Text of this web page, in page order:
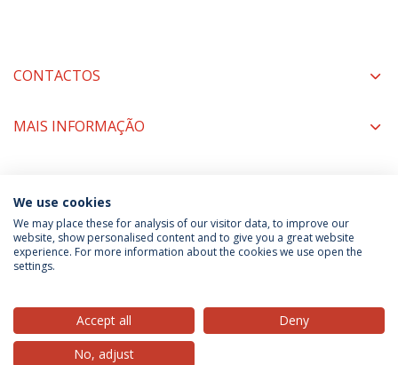
CONTACTOS
MAIS INFORMAÇÃO
COORDENADORES
Política de Privacidade
Termos & Condições
We use cookies
We may place these for analysis of our visitor data, to improve our
website, show personalised content and to give you a great website
experience. For more information about the cookies we use open the
settings.
Accept all
Deny
No, adjust